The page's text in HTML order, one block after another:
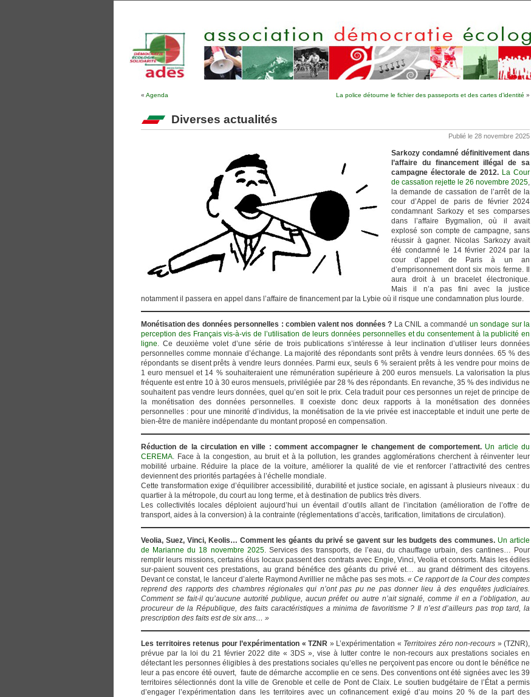
« Agenda La police détourne le fichier des passeports et des cartes d’identité »
Diverses actualités
Publié le 28 novembre 2025
Sarkozy condamné définitivement dans
l’affaire du financement illégal de sa
campagne électorale de 2012. La Cour
de cassation rejette le 26 novembre 2025,
la demande de cassation de l’arrêt de la
cour d’Appel de paris de février 2024
condamnant Sarkozy et ses comparses
dans l’affaire Bygmalion, où il avait
explosé son compte de campagne, sans
réussir à gagner. Nicolas Sarkozy avait
été condamné le 14 février 2024 par la
cour d’appel de Paris à un an
d’emprisonnement dont six mois ferme. Il
aura droit à un bracelet électronique.
Mais il n’a pas fini avec la justice
notamment il passera en appel dans l’affaire de financement par la Lybie où il risque une condamnation plus lourde.
Monétisation des données personnelles : combien valent nos données ? La CNIL a commandé un sondage sur la
perception des Français vis-à-vis de l’utilisation de leurs données personnelles et du consentement à la publicité en
ligne. Ce deuxième volet d’une série de trois publications s’intéresse à leur inclination d’utiliser leurs données
personnelles comme monnaie d’échange. La majorité des répondants sont prêts à vendre leurs données. 65 % des
répondants se disent prêts à vendre leurs données. Parmi eux, seuls 6 % seraient prêts à les vendre pour moins de
1 euro mensuel et 14 % souhaiteraient une rémunération supérieure à 200 euros mensuels. La valorisation la plus
fréquente est entre 10 à 30 euros mensuels, privilégiée par 28 % des répondants. En revanche, 35 % des individus ne
souhaitent pas vendre leurs données, quel qu’en soit le prix. Cela traduit pour ces personnes un rejet de principe de
la monétisation des données personnelles. Il coexiste donc deux rapports à la monétisation des données
personnelles : pour une minorité d’individus, la monétisation de la vie privée est inacceptable et induit une perte de
bien-être de manière indépendante du montant proposé en compensation.
Réduction de la circulation en ville : comment accompagner le changement de comportement. Un article du
CEREMA. Face à la congestion, au bruit et à la pollution, les grandes agglomérations cherchent à réinventer leur
mobilité urbaine. Réduire la place de la voiture, améliorer la qualité de vie et renforcer l’attractivité des centres
deviennent des priorités partagées à l’échelle mondiale.
Cette transformation exige d’équilibrer accessibilité, durabilité et justice sociale, en agissant à plusieurs niveaux : du
quartier à la métropole, du court au long terme, et à destination de publics très divers.
Les collectivités locales déploient aujourd’hui un éventail d’outils allant de l’incitation (amélioration de l’offre de
transport, aides à la conversion) à la contrainte (réglementations d’accès, tarification, limitations de circulation).
Veolia, Suez, Vinci, Keolis… Comment les géants du privé se gavent sur les budgets des communes. Un article
de Marianne du 18 novembre 2025. Services des transports, de l’eau, du chauffage urbain, des cantines… Pour
remplir leurs missions, certains élus locaux passent des contrats avec Engie, Vinci, Veolia et consorts. Mais les édiles
sur-paient souvent ces prestations, au grand bénéfice des géants du privé et… au grand détriment des citoyens.
Devant ce constat, le lanceur d’alerte Raymond Avrillier ne mâche pas ses mots.« Ce rapport de la Cour des comptes
reprend des rapports des chambres régionales qui n’ont pas pu ne pas donner lieu à des enquêtes judiciaires.
Comment se fait-il qu’aucune autorité publique, aucun préfet ou autre n’ait signalé, comme il en a l’obligation, au
procureur de la République, des faits caractéristiques a minima de favoritisme ? Il n’est d’ailleurs pas trop tard, la
prescription des faits est de six ans… »
Les territoires retenus pour l’expérimentation « TZNR » L’expérimentation « Territoires zéro non-recours » (TZNR),
prévue par la loi du 21 février 2022 dite « 3DS », vise à lutter contre le non-recours aux prestations sociales en
détectant les personnes éligibles à des prestations sociales qu’elles ne perçoivent pas encore ou dont le bénéfice ne
leur a pas encore été ouvert, faute de démarche accomplie en ce sens. Des conventions ont été signées avec les 39
territoires sélectionnés dont la ville de Grenoble et celle de Pont de Claix. Le soutien budgétaire de l’État a permis
d’engager l’expérimentation dans les territoires avec un cofinancement exigé d’au moins 20 % de la part des